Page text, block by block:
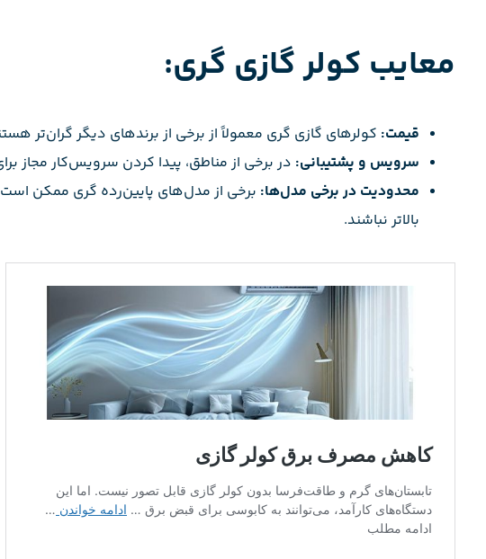
معایب کولر گازی گری:
قیمت: کولرهای گازی گری معمولاً از برخی از برندهای دیگر گران‌تر
سرویس و پشتیبانی: در برخی از مناطق، پیدا کردن سرویس‌کار مجاز
محدودیت در برخی مدل‌ها: برخی از مدل‌های پایین‌رده گری ممکن
بالاتر نباشند.